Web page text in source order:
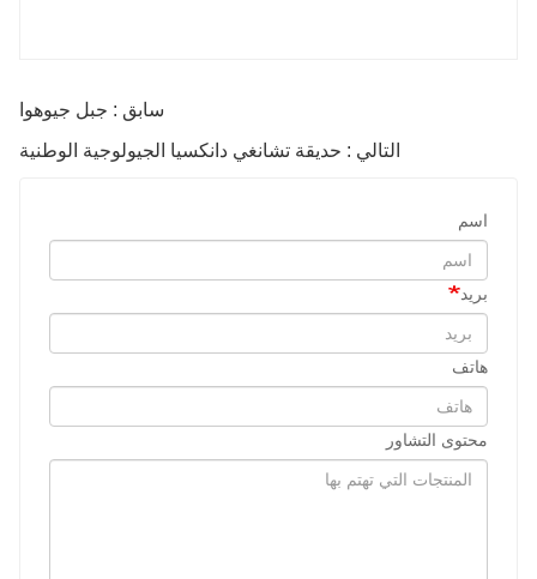
سابق : جبل جيوهوا
التالي : حديقة تشانغي دانكسيا الجيولوجية الوطنية
اسم
بريد
هاتف
محتوى التشاور